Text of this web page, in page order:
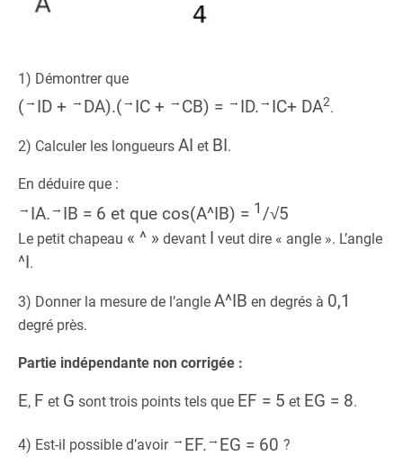
1) Démontrer que
(→ ID + → DA).(→ IC + → CB) = → ID.→ IC+ DA2.
2) Calculer les longueurs AI et BI.
En déduire que :
→ IA.→ IB = 6 et que cos(A^IB) = 1 /√5
Le petit chapeau « ^ » devant I veut dire « angle ». L’angle
^I.
3) Donner la mesure de l’angle A^IB en degrés à 0,1
degré près.
Partie indépendante non corrigée :
E, F et G sont trois points tels que EF = 5 et EG = 8.
4) Est-il possible d’avoir → EF.→ EG = 60 ?